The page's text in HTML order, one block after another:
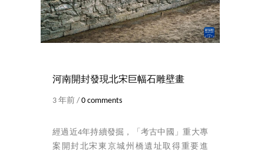
河南開封發現北宋巨幅石雕壁畫
3 年前 /0 comments
經過近4年持續發掘，「考古中國」重大專
案開封北宋東京城州橋遺址取得重要進